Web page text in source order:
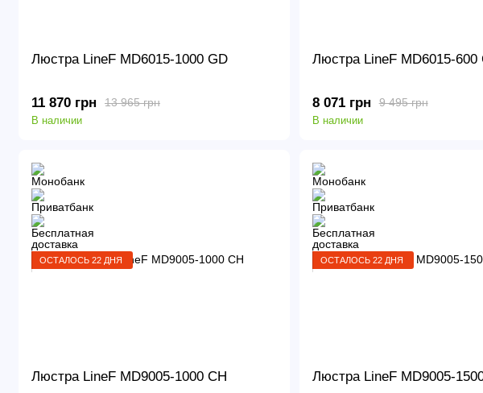
Люстра LineF MD6015-1000 GD
13 965 грн
11 870 грн
В наличии
Люстра LineF MD6015-600
9 495 грн
8 071 грн
В наличии
ОСТАЛОСЬ 22 ДНЯ
Люстра LineF MD9005-1000 CH
ОСТАЛОСЬ 22 ДНЯ
Люстра LineF MD9005-